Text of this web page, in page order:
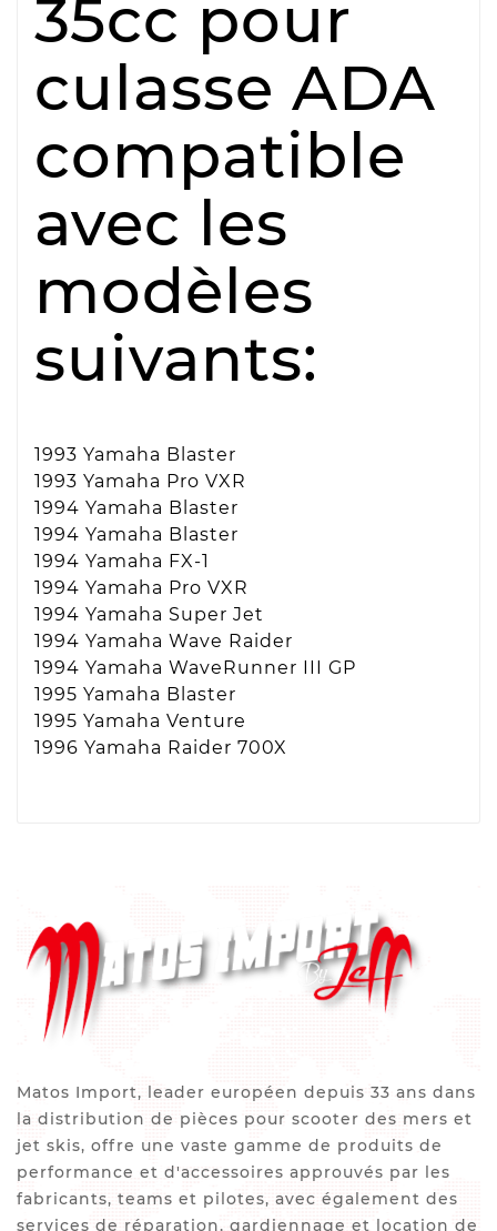
35cc pour
culasse ADA
compatible
avec les
modèles
suivants:
1993 Yamaha Blaster
1993 Yamaha Pro VXR
1994 Yamaha Blaster
1994 Yamaha Blaster
1994 Yamaha FX-1
1994 Yamaha Pro VXR
1994 Yamaha Super Jet
1994 Yamaha Wave Raider
1994 Yamaha WaveRunner III GP
1995 Yamaha Blaster
1995 Yamaha Venture
1996 Yamaha Raider 700X
Matos Import, leader européen depuis 33 ans dans
la distribution de pièces pour scooter des mers et
jet skis, offre une vaste gamme de produits de
performance et d'accessoires approuvés par les
fabricants, teams et pilotes, avec également des
services de réparation, gardiennage et location de